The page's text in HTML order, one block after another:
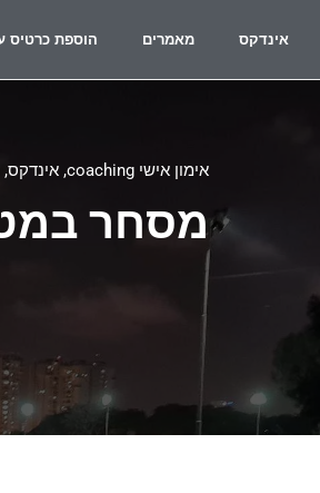
אינדקס מאמרים הוספת כרטיס
אימון אישי coaching ,אינדקס,
מסחר